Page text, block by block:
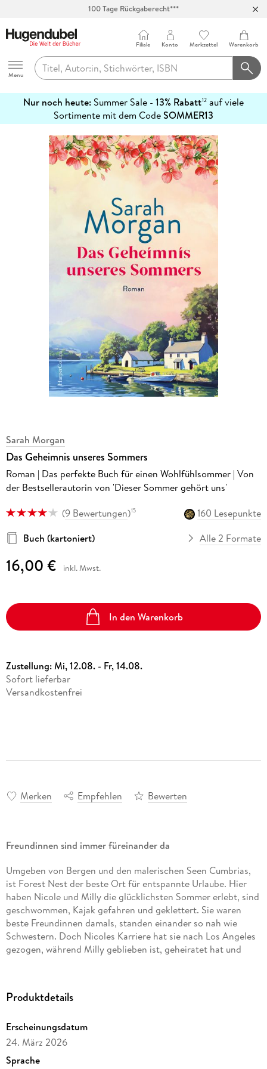
100 Tage Rückgaberecht***
Hugendubel
Menu
Filiale Konto Merkzettel Warenkorb
Nur noch heute: Summer Sale - 13% Rabatt12 auf viele
Sortimente mit dem CodeSOMMER13
erfahren
Sarah Morgan
Das Geheimnis unseres Sommers
Roman | Das perfekte Buch für einen Wohlfühlsommer | Von
der Bestsellerautorin von 'Dieser Sommer gehört uns'
(9 Bewertungen)15
160 Lesepunkte
Buch (kartoniert)
Alle 2 Formate
16,00 € inkl. Mwst.
In den Warenkorb
Zustellung:Mi, 12.08. - Fr, 14.08.
Sofort lieferbar
Versandkostenfrei
Merken Empfehlen Bewerten
Freundinnen sind immer füreinander da
Umgeben von Bergen und den malerischen Seen Cumbrias,
ist Forest Nest der beste Ort für entspannte Urlaube. Hier
haben Nicole und Milly die glücklichsten Sommer erlebt, sind
geschwommen, Kajak gefahren und geklettert. Sie waren
beste Freundinnen damals, standen einander so nah wie
Schwestern. Doch Nicoles Karriere hat sie nach Los Angeles
gezogen, während Milly geblieben ist, geheiratet hat und
geschehen? Und kann ihre Freundschaft wieder werden wie
Produktdetails
Erscheinungsdatum
24. März 2026
Sprache